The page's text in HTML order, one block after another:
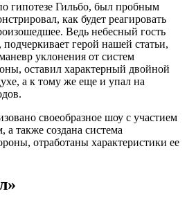
гипотезе Гильбо, был пробным
как будет реагировать
Ведь небесный гость
герой нашей статьи,
уклонения от систем
оставил характерный двойной
а к тому же еще и упал на
своеобразное шоу с участием
а также создана система
отработаны характеристики ее